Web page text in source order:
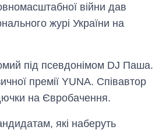
війни дав
журі України на
під псевдонімом DJ Паша.
премії YUNA. Співавтор
на Євробачення.
які наберуть